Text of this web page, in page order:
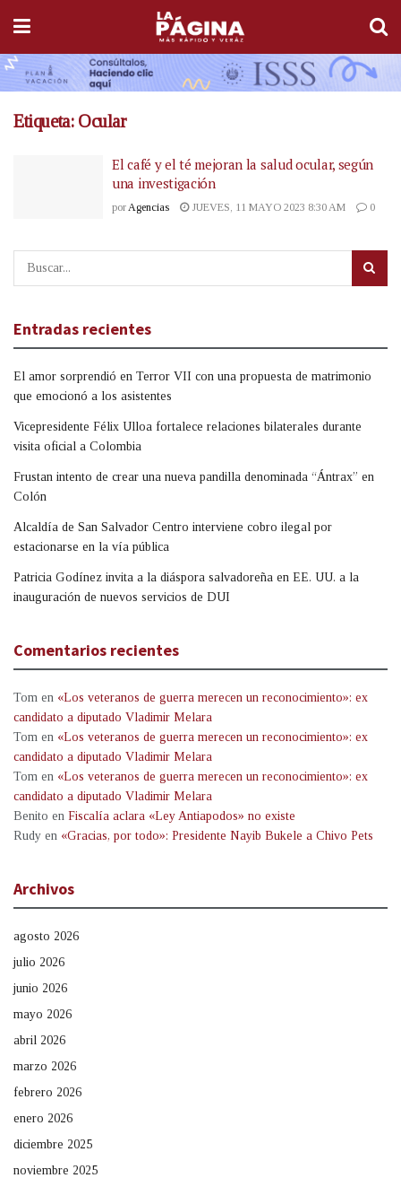
Etiqueta: Ocular
El café y el té mejoran la salud ocular, según
una investigación
por Agencias JUEVES, 11 MAYO 2023 8:30 AM 0
Entradas recientes
El amor sorprendió en Terror VII con una propuesta de matrimonio
que emocionó a los asistentes
Vicepresidente Félix Ulloa fortalece relaciones bilaterales durante
visita oficial a Colombia
Frustan intento de crear una nueva pandilla denominada “Ántrax” en
Colón
Alcaldía de San Salvador Centro interviene cobro ilegal por
estacionarse en la vía pública
Patricia Godínez invita a la diáspora salvadoreña en EE. UU. a la
inauguración de nuevos servicios de DUI
Comentarios recientes
Tom en «Los veteranos de guerra merecen un reconocimiento»: ex
candidato a diputado Vladimir Melara
Tom en «Los veteranos de guerra merecen un reconocimiento»: ex
candidato a diputado Vladimir Melara
Tom en «Los veteranos de guerra merecen un reconocimiento»: ex
candidato a diputado Vladimir Melara
Benito en Fiscalía aclara «Ley Antiapodos» no existe
Rudy en «Gracias, por todo»: Presidente Nayib Bukele a Chivo Pets
Archivos
agosto 2026
julio 2026
junio 2026
mayo 2026
abril 2026
marzo 2026
febrero 2026
enero 2026
diciembre 2025
noviembre 2025